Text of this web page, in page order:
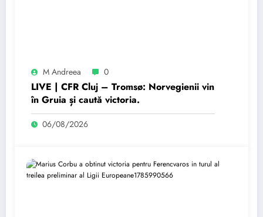
M Andreea 0
LIVE | CFR Cluj – Tromsø: Norvegienii vin
în Gruia și caută victoria.
06/08/2026